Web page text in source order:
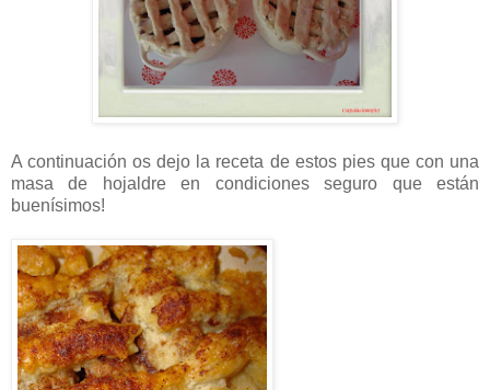
A continuación os dejo la receta de estos pies que con una
masa de hojaldre en condiciones seguro que están
buenísimos!